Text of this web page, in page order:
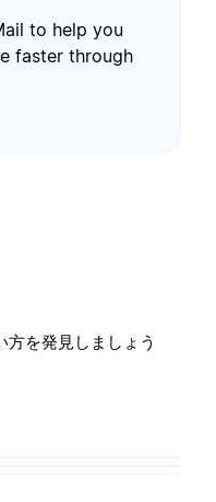
to help you
faster through
を発見しましょう